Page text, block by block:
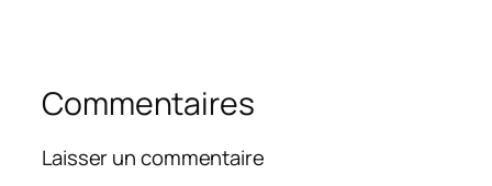
Commentaires
Laisser un commentaire